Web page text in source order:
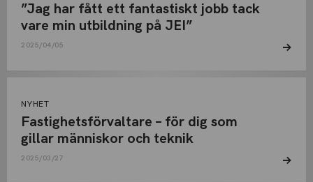
”Jag har fått ett fantastiskt jobb tack
vare min utbildning på JEI”
2025/04/05
NYHET
Fastighetsförvaltare – för dig som
gillar människor och teknik
2025/03/27